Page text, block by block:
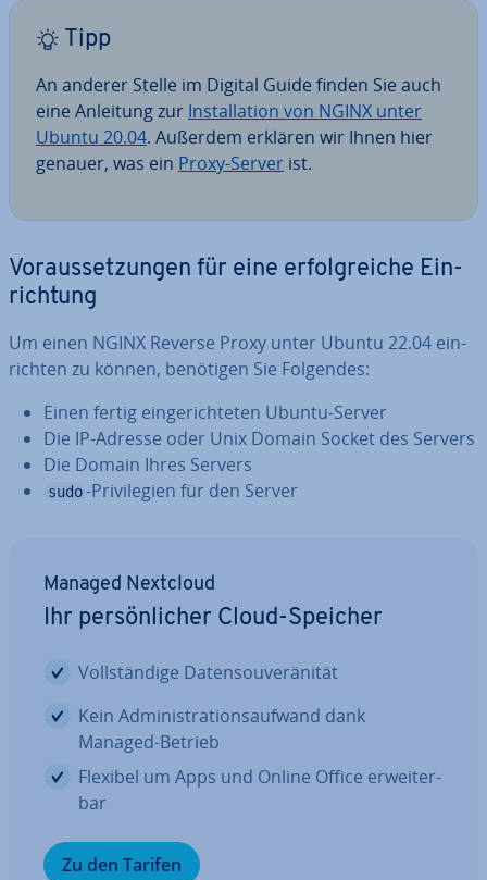
Tipp
An anderer Stelle im Digital Guide finden Sie auch
eine Anleitung zur In­stal­la­ti­on von NGINX unter
Ubuntu 20.04. Außerdem erklären wir Ihnen hier
genauer, was ein Proxy-Server ist.
Vor­aus­set­zun­gen für eine er­folg­rei­che Ein­
rich­tung
Um einen NGINX Reverse Proxy unter Ubuntu 22.04 ein­
rich­ten zu können, benötigen Sie Folgendes:
Einen fertig ein­ge­rich­te­ten Ubuntu-Server
Die IP-Adresse oder Unix Domain Socket des Servers
Die Domain Ihres Servers
sudo -Pri­vi­le­gi­en für den Server
Managed Nextcloud
Ihr per­sön­li­cher Cloud-Speicher
Voll­stän­di­ge Da­ten­sou­ve­rä­ni­tät
Kein Ad­mi­nis­tra­ti­ons­auf­wand dank
Managed-Betrieb
Flexibel um Apps und Online Office er­wei­ter­
bar
Zu den Tarifen